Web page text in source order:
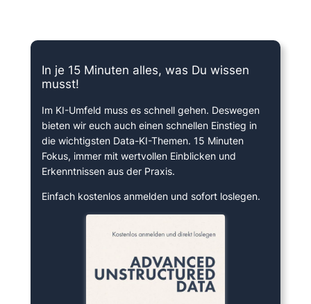
In je 15 Minuten alles, was Du wissen
musst!
Im KI-Umfeld muss es schnell gehen. Deswegen
bieten wir euch auch einen schnellen Einstieg in
die wichtigsten Data-KI-Themen. 15 Minuten
Fokus, immer mit wertvollen Einblicken und
Erkenntnissen aus der Praxis.
Einfach kostenlos anmelden und sofort loslegen.